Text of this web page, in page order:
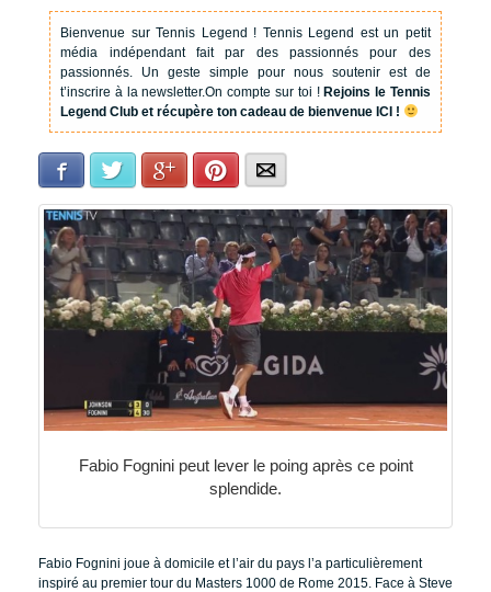
Bienvenue sur Tennis Legend ! Tennis Legend est un petit
média indépendant fait par des passionnés pour des
passionnés. Un geste simple pour nous soutenir est de
t’inscrire à la newsletter.On compte sur toi !Rejoins le Tennis
Legend Club et récupère ton cadeau de bienvenue ICI !
Facebook Twitter Google+Pinterest
Fabio Fognini peut lever le poing après ce point
splendide.
Fabio Fognini joue à domicile et l’air du pays l’a particulièrement
inspiré au premier tour du Masters 1000 de Rome 2015. Face à Steve